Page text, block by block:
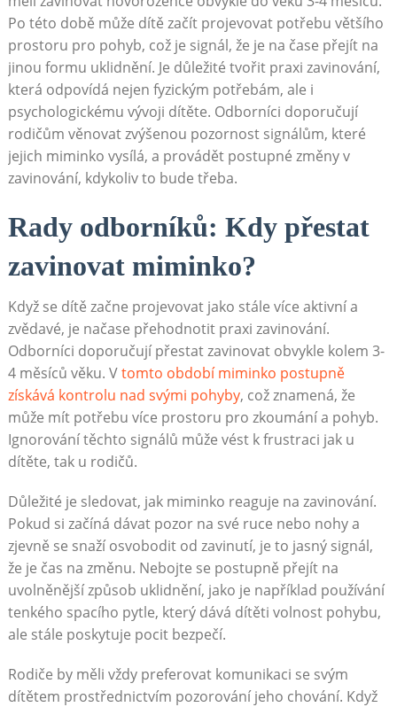
Po této době může dítě začít projevovat potřebu většího
prostoru pro pohyb, což je signál, že je na čase přejít na
jinou formu uklidnění. Je důležité tvořit praxi zavinování,
která odpovídá nejen fyzickým potřebám, ale i
psychologickému vývoji dítěte. Odborníci doporučují
rodičům věnovat zvýšenou pozornost signálům, které
jejich miminko vysílá, a provádět postupné změny v
zavinování, kdykoliv to bude třeba.
Rady odborníků: Kdy přestat
zavinovat miminko?
Když se dítě začne projevovat jako stále více aktivní a
zvědavé, je načase přehodnotit praxi zavinování.
Odborníci doporučují přestat zavinovat obvykle kolem 3-
4 měsíců věku. Vtomto období miminko postupně
získává kontrolu nad svými pohyby, což znamená, že
může mít potřebu více prostoru pro zkoumání a pohyb.
Ignorování těchto signálů může vést k frustraci jak u
dítěte, tak u rodičů.
Důležité je sledovat, jak miminko reaguje na zavinování.
Pokud si začíná dávat pozor na své ruce nebo nohy a
zjevně se snaží osvobodit od zavinutí, je to jasný signál,
že je čas na změnu. Nebojte se postupně přejít na
uvolněnější způsob uklidnění, jako je například používání
tenkého spacího pytle, který dává dítěti volnost pohybu,
ale stále poskytuje pocit bezpečí.
Rodiče by měli vždy preferovat komunikaci se svým
dítětem prostřednictvím pozorování jeho chování. Když